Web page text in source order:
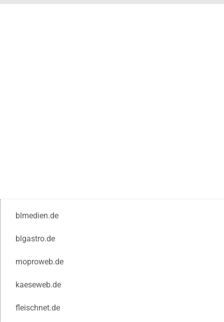
blmedien.de
blgastro.de
moproweb.de
kaeseweb.de
fleischnet.de